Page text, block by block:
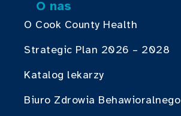
O nas
O Cook County Health
Strategic Plan 2026 – 2028
Katalog lekarzy
Biuro Zdrowia Behawioralnego